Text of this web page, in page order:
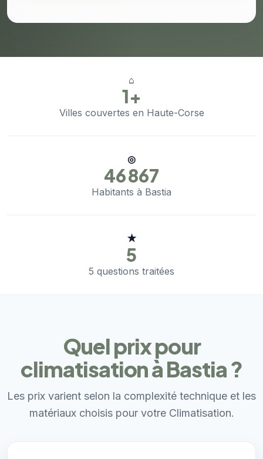
⌂
1+
Villes couvertes en Haute-Corse
◎
46 867
Habitants à Bastia
★
5
5 questions traitées
Quel prix pour
climatisation à Bastia ?
Les prix varient selon la complexité technique et les
matériaux choisis pour votre Climatisation.